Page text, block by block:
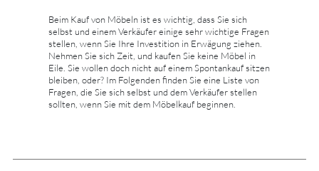
Beim Kauf von Möbeln ist es wichtig, dass Sie sich
selbst und einem Verkäufer einige sehr wichtige Fragen
stellen, wenn Sie Ihre Investition in Erwägung ziehen.
Nehmen Sie sich Zeit, und kaufen Sie keine Möbel in
Eile. Sie wollen doch nicht auf einem Spontankauf sitzen
bleiben, oder? Im Folgenden finden Sie eine Liste von
Fragen, die Sie sich selbst und dem Verkäufer stellen
sollten, wenn Sie mit dem Möbelkauf beginnen.